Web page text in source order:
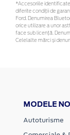
*Accesoriile
diferite condiții de
Ford. Denumirea
orice utilizare a unor
face sub licență.
Celelalte mărci și
MODELE
Autoturisme